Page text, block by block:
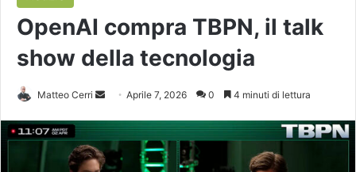
OpenAI compra TBPN, il talk
show della tecnologia
Matteo Cerri
Invia Aprile 7, 2026 0 4 minuti di lettura